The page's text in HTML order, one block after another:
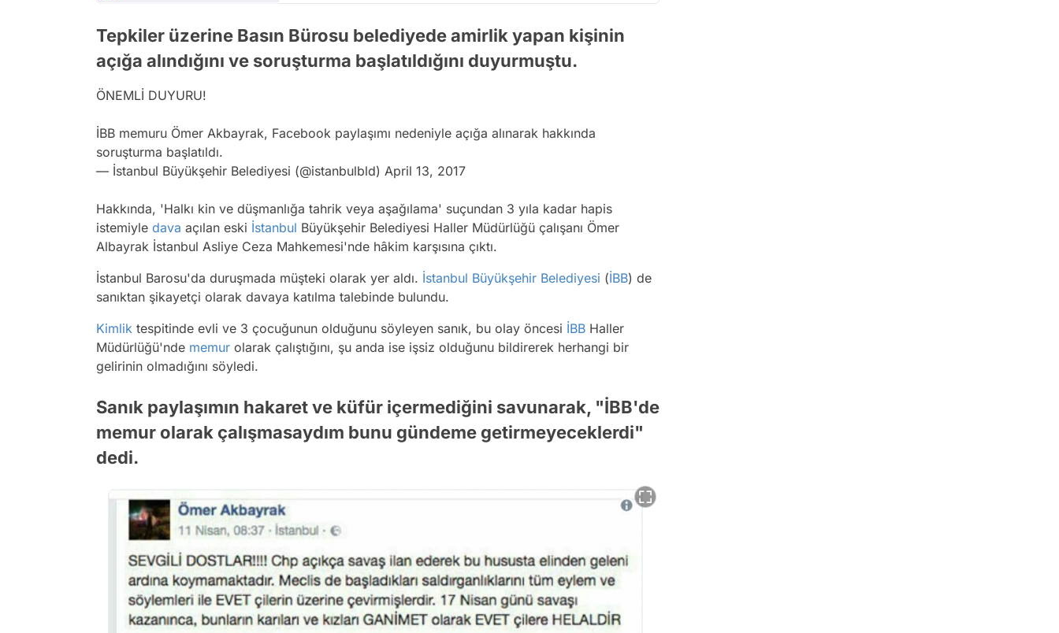
Tepkiler üzerine Basın Bürosu belediyede amirlik yapan kişinin
açığa alındığını ve soruşturma başlatıldığını duyurmuştu.
ÖNEMLİ DUYURU!
İBB memuru Ömer Akbayrak, Facebook paylaşımı nedeniyle açığa alınarak hakkında
soruşturma başlatıldı.
— İstanbul Büyükşehir Belediyesi (@istanbulbld) April 13, 2017
Hakkında, 'Halkı kin ve düşmanlığa tahrik veya aşağılama' suçundan 3 yıla kadar hapis
istemiyle dava açılan eski İstanbul Büyükşehir Belediyesi Haller Müdürlüğü çalışanı Ömer
Albayrak İstanbul Asliye Ceza Mahkemesi'nde hâkim karşısına çıktı.
İstanbul Barosu'da duruşmada müşteki olarak yer aldı. İstanbul Büyükşehir Belediyesi (İBB) de
sanıktan şikayetçi olarak davaya katılma talebinde bulundu.
Kimlik tespitinde evli ve 3 çocuğunun olduğunu söyleyen sanık, bu olay öncesi İBB Haller
Müdürlüğü'nde memur olarak çalıştığını, şu anda ise işsiz olduğunu bildirerek herhangi bir
gelirinin olmadığını söyledi.
Sanık paylaşımın hakaret ve küfür içermediğini savunarak, "İBB'de
memur olarak çalışmasaydım bunu gündeme getirmeyeceklerdi"
dedi.